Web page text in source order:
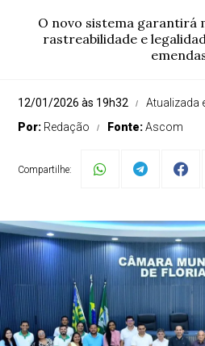
O novo sistema garantirá
rastreabilidade e
12/01/2026 às 19h32
Atualizada
Por: Redação Fonte:Ascom
Compartilhe: